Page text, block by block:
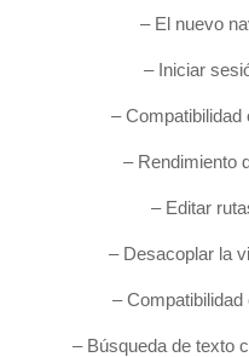
– El nuevo
– Iniciar
–
– Rendimiento
– Editar
– Desacoplar la
–
– Búsqueda de texto